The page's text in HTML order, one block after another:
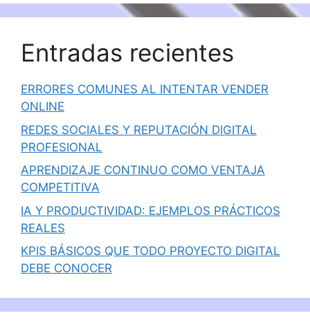
Entradas recientes
ERRORES COMUNES AL INTENTAR VENDER
ONLINE
REDES SOCIALES Y REPUTACIÓN DIGITAL
PROFESIONAL
APRENDIZAJE CONTINUO COMO VENTAJA
COMPETITIVA
IA Y PRODUCTIVIDAD: EJEMPLOS PRÁCTICOS
REALES
KPIS BÁSICOS QUE TODO PROYECTO DIGITAL
DEBE CONOCER